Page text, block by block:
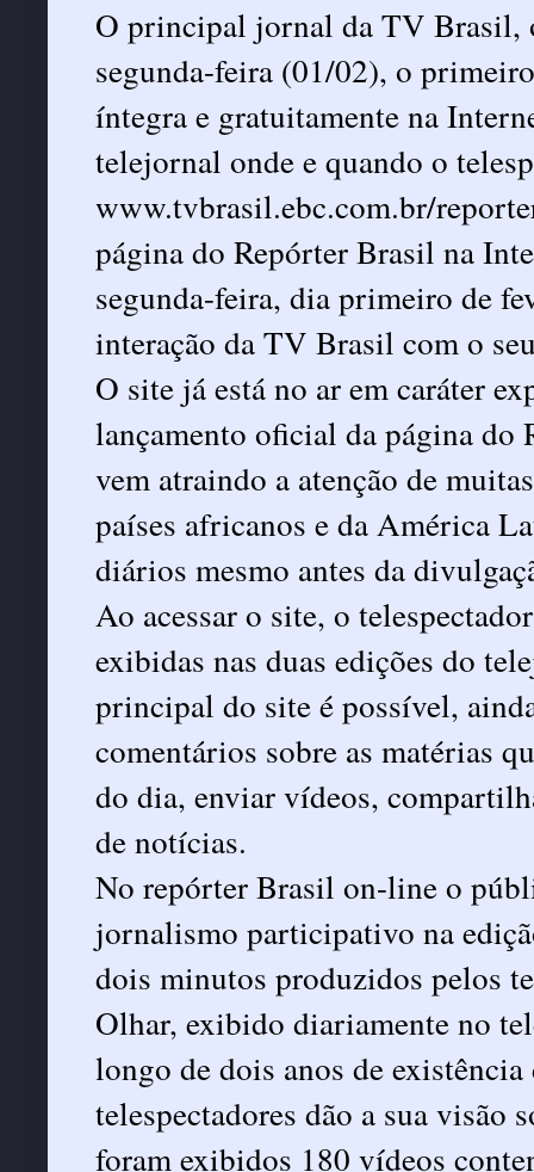
O principal jornal da TV Brasil,
segunda-feira (01/02), o
íntegra e gratuitamente na
telejornal onde e quando o
www.tvbrasil.ebc.com.br/
página do Repórter Brasil na
segunda-feira, dia primeiro de
interação da TV Brasil com o
O site já está no ar em caráter
lançamento oficial da página do
vem atraindo a atenção de
países africanos e da América
diários mesmo antes da
Ao acessar o site, o
exibidas nas duas edições do
principal do site é possível,
comentários sobre as matérias
do dia, enviar vídeos,
de notícias.
No repórter Brasil on-line o
jornalismo participativo na
dois minutos produzidos pelos
Olhar, exibido diariamente no
longo de dois anos de
telespectadores dão a sua visão
foram exibidos 180 vídeos